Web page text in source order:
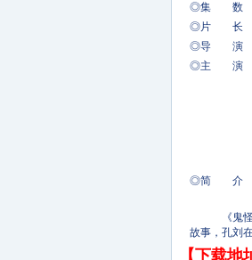
◎集 数
◎片 长
◎导 演 李
◎主 演 孔
金高银
李东旭
刘仁
陆星材
◎简 介
《鬼怪》
故事，孔刘
【下载